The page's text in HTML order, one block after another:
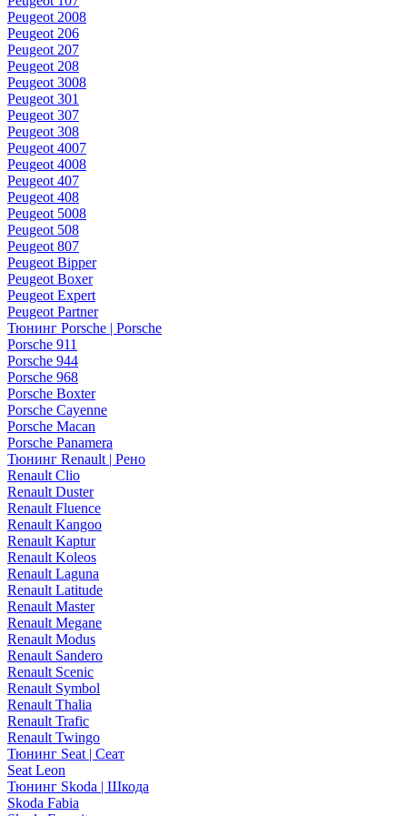
Peugeot 2008
Peugeot 206
Peugeot 207
Peugeot 208
Peugeot 3008
Peugeot 301
Peugeot 307
Peugeot 308
Peugeot 4007
Peugeot 4008
Peugeot 407
Peugeot 408
Peugeot 5008
Peugeot 508
Peugeot 807
Peugeot Bipper
Peugeot Boxer
Peugeot Expert
Peugeot Partner
Тюнинг Porsche | Porsche
Porsche 911
Porsche 944
Porsche 968
Porsche Boxter
Porsche Cayenne
Porsche Macan
Porsche Panamera
Тюнинг Renault | Рено
Renault Clio
Renault Duster
Renault Fluence
Renault Kangoo
Renault Kaptur
Renault Koleos
Renault Laguna
Renault Latitude
Renault Master
Renault Megane
Renault Modus
Renault Sandero
Renault Scenic
Renault Symbol
Renault Thalia
Renault Trafic
Renault Twingo
Тюнинг Seat | Сеат
Seat Leon
Тюнинг Skoda | Шкода
Skoda Fabia